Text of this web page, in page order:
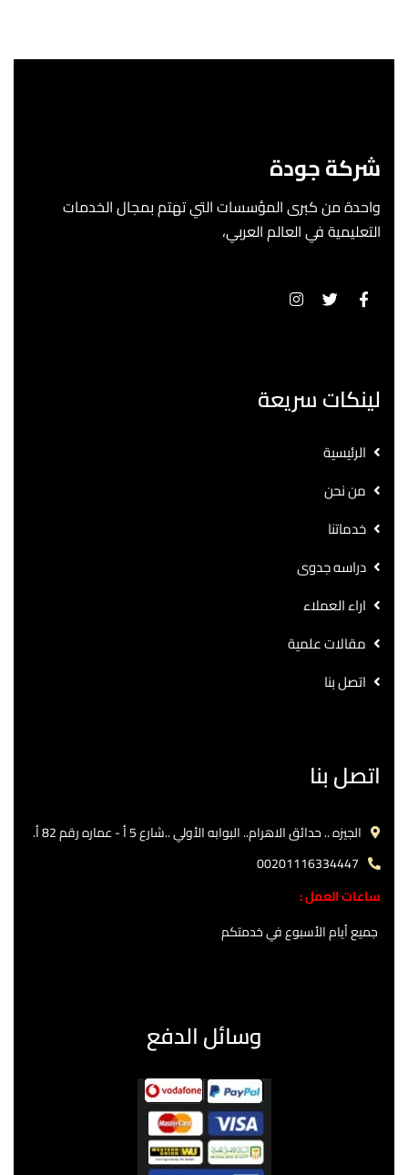
شركة جودة
واحدة من كبرى المؤسسات التي تهتم بمجال الخدمات
التعليمية في العالم العربي،
لينكات سريعة
الرئيسية
من نحن
خدماتنا
دراسه جدوى
اراء العملاء
مقالات علمية
اتصل بنا
اتصل بنا
الجيزه .. حدائق الاهرام.. البوابه الأولي ..شارع 5 أ - عماره رقم 82 أ.
00201116334447
ساعات العمل :
جميع أيام الأسبوع في خدمتكم
وسائل الدفع